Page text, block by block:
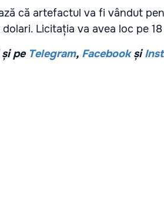
că artefactul va fi vândut
Licitația va avea loc pe
pe Telegram, Facebook și